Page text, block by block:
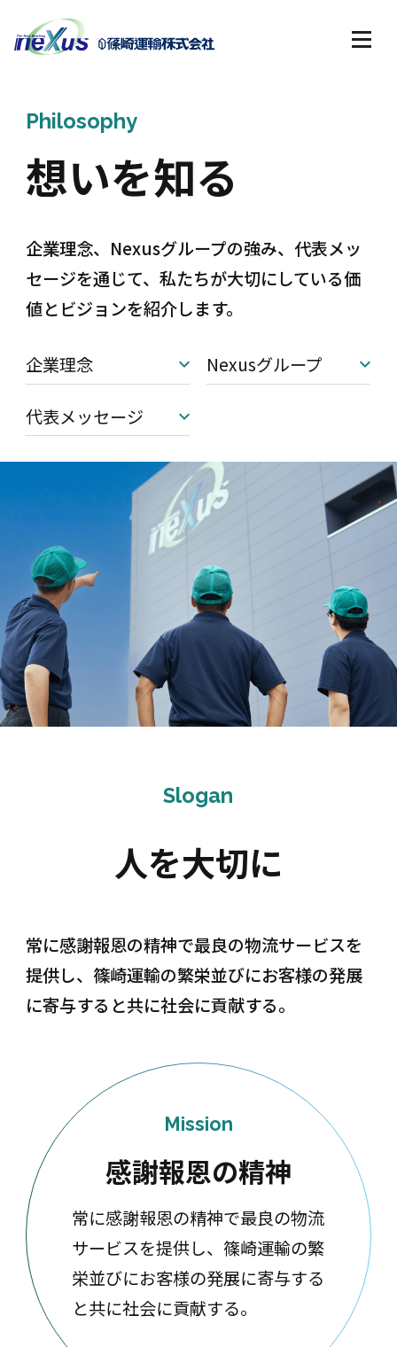
Philosophy
想いを知る
企業理念、Nexusグループの強み、代表メッ
セージを通じて、 私たちが大切にしている価
値とビジョンを紹介します。
企業理念 Nexusグループ
代表メッセージ
Slogan
人を大切に
常に感謝報恩の精神で最良の物流サービスを
提供し、篠崎運輸の繁栄並びにお客様の発展
に寄与すると共に社会に貢献する。
Mission
感謝報恩の精神
常に感謝報恩の精神で最良の物流
サービスを提供し、篠崎運輸の繁
栄並びにお客様の発展に寄与する
と共に社会に貢献する。